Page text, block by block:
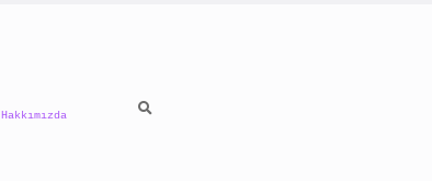
Hakkımızda